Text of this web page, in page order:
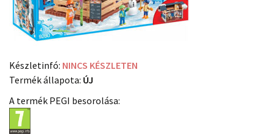
Készletinfó: NINCS KÉSZLETEN
Termék állapota: ÚJ
A termék PEGI besorolása: